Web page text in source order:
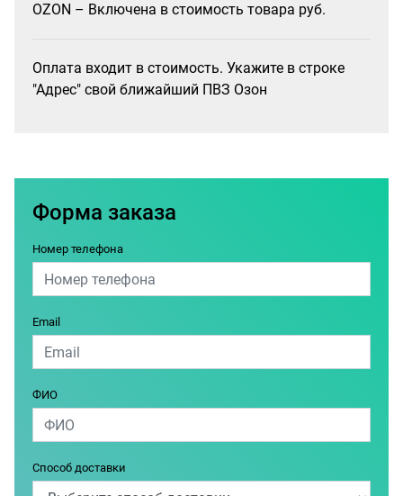
OZON – Включена в стоимость товара руб.
Оплата входит в стоимость. Укажите в строке
"Адрес" свой ближайший ПВЗ Озон
Форма заказа
Номер телефона
Email
ФИО
Способ доставки